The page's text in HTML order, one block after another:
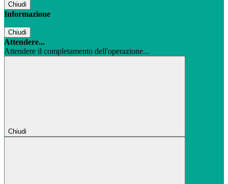
Chiudi
Informazione
Chiudi
Attendere...
Attendere il completamento dell'operazione...
Chiudi